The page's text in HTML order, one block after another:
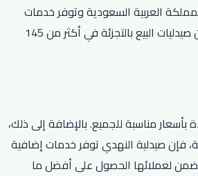
التجزئة في المملكة العربية السعودية وتوفر خدمات
طبية متنوعة مثل بيع الأدوية والمستحضرات الطبية والمكملات الغذائية ومستحضرات العناية بالجسم. كما تتميز صيدلية النهدي بتقديم خدمة التوصيل وشبكة واسعة من صيدليات البيع بالتجزئة في أكثر من 145
مناسبة للجميع. بالإضافة إلى ذلك،
فإن صيدلية النهدي توفر خدمات إضافية
لعملائها الحصول على أفضل ما